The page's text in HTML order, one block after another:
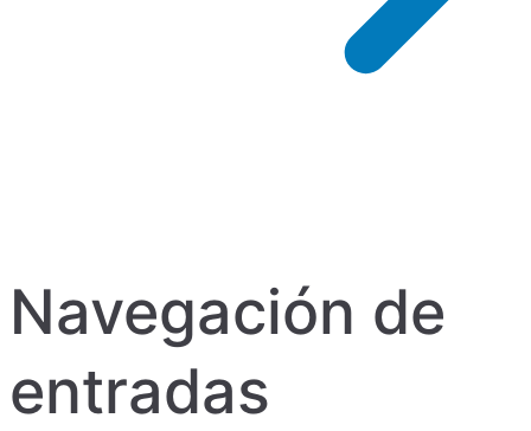
Navegación de
entradas